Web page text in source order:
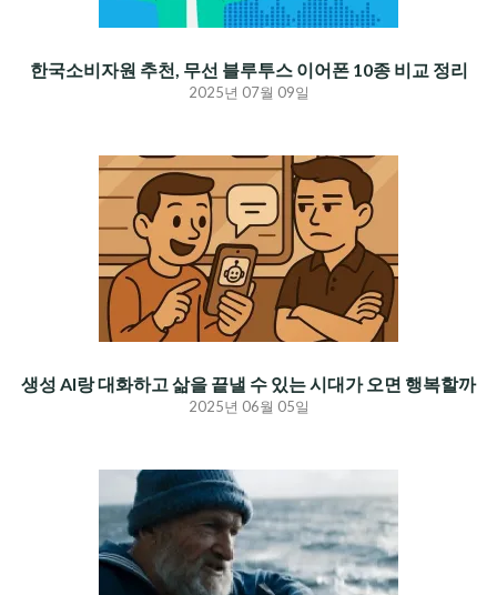
한국소비자원 추천, 무선 블루투스 이어폰 10종 비교 정리
2025년 07월 09일
생성 AI랑 대화하고 삶을 끝낼 수 있는 시대가 오면 행복할까
2025년 06월 05일